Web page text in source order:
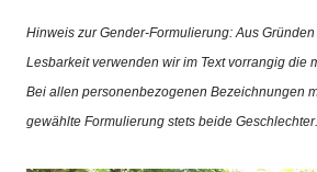
Hinweis zur Gender-Formulierung: Aus
Lesbarkeit verwenden wir im Text vorrangig die
Bei allen personenbezogenen Bezeichnungen
gewählte Formulierung stets beide Geschlechter.